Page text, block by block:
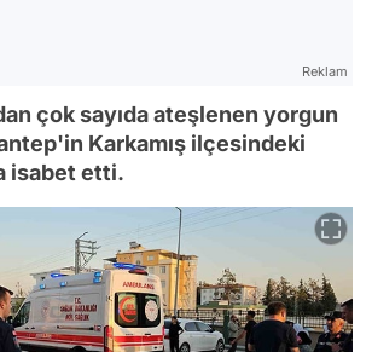
Reklam
çok sayıda ateşlenen yorgun
Karkamış ilçesindeki
isabet etti.